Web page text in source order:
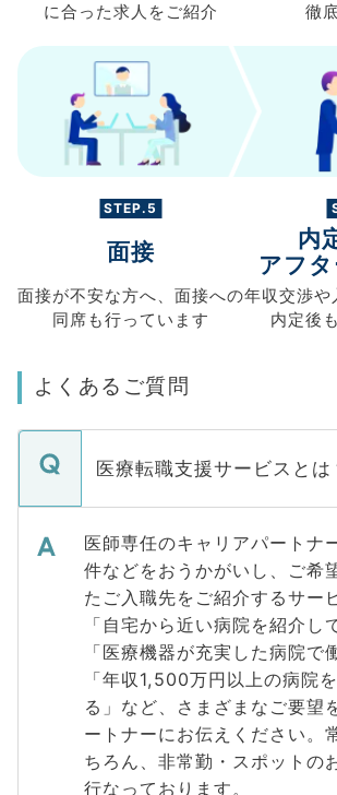
に合った求人を ご紹介
徹
STEP.5
面接
面接が不安な方へ、 面接への
同席も行っています
内
アフ
年収交渉や
内定後
よくあるご質問
医療転職支援サービスとは
医師専任のキャリアパートナ
件などをおうかがいし、ご希
たご入職先をご紹介するサー
「自宅から近い病院を紹介し
「医療機器が充実した病院で
「年収1,500万円以上の病院
る」など、さまざまなご要望
ートナーにお伝えください。
ちろん、非常勤・スポットの
行なっております。